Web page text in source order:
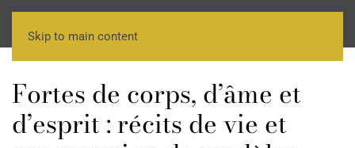
Skip to main content
Fortes de corps, d’âme et
d’esprit : récits de vie et